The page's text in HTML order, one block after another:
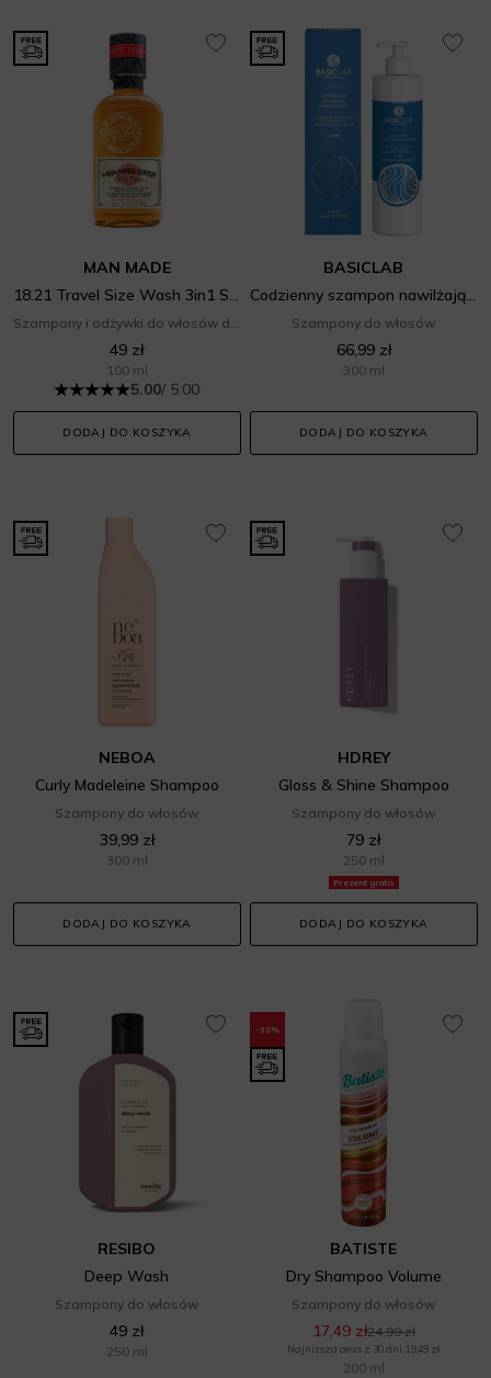
MAN MADE
18.21 Travel Size Wash 3in1 Sweet Tobacco
49 zł
100 ml
5.00/ 5.00
DODAJ DO KOSZYKA
BASICLAB
Codzienny szampon nawilżający
Szampony do włosów
66,99 zł
300 ml
DODAJ DO KOSZYKA
NEBOA
Curly Madeleine Shampoo
Szampony do włosów
39,99 zł
300 ml
DODAJ DO KOSZYKA
Prezent gratis
HDREY
Gloss & Shine Shampoo
Szampony do włosów
79 zł
250 ml
DODAJ DO KOSZYKA
RESIBO
Deep Wash
Szampony do włosów
49 zł
250 ml
-30%
BATISTE
Dry Shampoo Volume
Szampony do włosów
17,49 zł24,99 zł
Najniższa cena z 30 dni: 19,49 zł
200 ml